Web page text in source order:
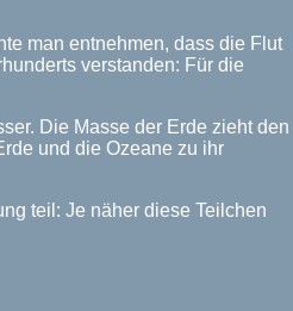
man entnehmen, dass die Flut
verstanden: Für die
Die Masse der Erde zieht den
und die Ozeane zu ihr
teil: Je näher diese Teilchen